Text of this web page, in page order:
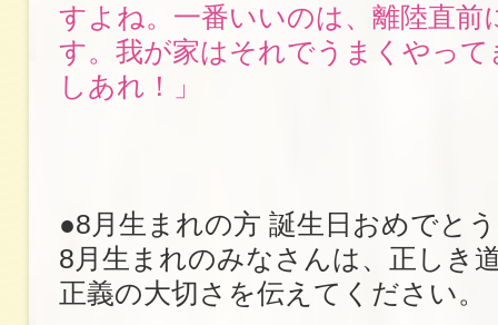
すよね。一番いいのは、離陸直前
す。我が家はそれでうまくやっ
しあれ！」
●8月生まれの方 誕生日おめで
8月生まれのみなさんは、正しき
正義の大切さを伝えてください。